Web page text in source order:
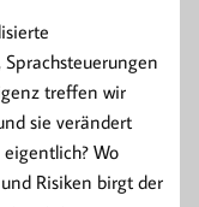
treffen wir
sie verändert
Wo
Risiken birgt der